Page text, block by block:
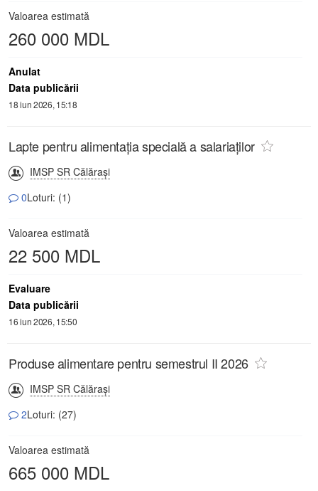
Valoarea estimată
260 000 MDL
Anulat
Data publicării
18 iun 2026, 15:18
Lapte pentru alimentația specială a salariaților
IMSP SR Călăraşi
0Loturi: (1)
Valoarea estimată
22 500 MDL
Evaluare
Data publicării
16 iun 2026, 15:50
Produse alimentare pentru semestrul II 2026
IMSP SR Călăraşi
2Loturi: (27)
Valoarea estimată
665 000 MDL